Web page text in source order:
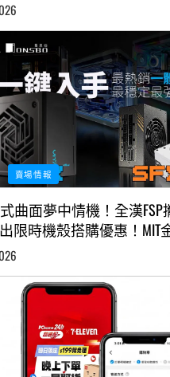
賣場情報
曲面夢中情機！全漢FSP
出限時機殼搭購優惠！MIT
高現折NT$400